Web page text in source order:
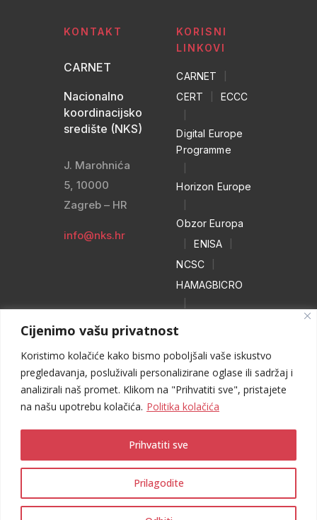
Cijenimo vašu privatnost
Koristimo kolačiće kako bismo poboljšali vaše iskustvo
pregledavanja, posluživali personalizirane oglase ili sadržaj i
analizirali naš promet. Klikom na "Prihvatiti sve", pristajete
na našu upotrebu kolačića. Politika kolačića
Prilagodite
Prihvatiti sve
KONTAKT
CARNET
Nacionalno
koordinacijsko
središte (NKS)
J. Marohnića
5, 10000
Zagreb – HR
info@nks.hr
KORISNI
LINKOVI
CARNET
CERT ECCC
Digital Europe
Programme
Horizon Europe
Obzor Europa
ENISA
NCSC
HAMAGBICRO
NO MORE
RANSOM
| WEB HEROJ